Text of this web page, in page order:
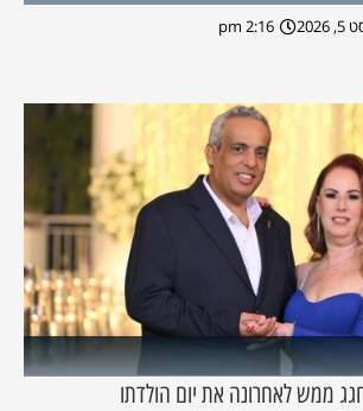
2:16 pm
ממש לאחרונה את יום הולדתו